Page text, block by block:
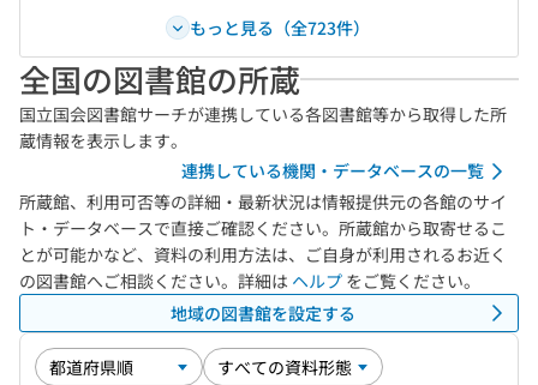
もっと見る（全723件）
全国の図書館の所蔵
国立国会図書館サーチが連携している各図書館等から取得した所
蔵情報を表示します。
連携している機関・データベースの一覧
所蔵館、利用可否等の詳細・最新状況は情報提供元の各館のサイ
ト・データベースで直接ご確認ください。所蔵館から取寄せるこ
とが可能かなど、資料の利用方法は、ご自身が利用されるお近く
の図書館へご相談ください。詳細は ヘルプ をご覧ください。
地域の図書館を設定する